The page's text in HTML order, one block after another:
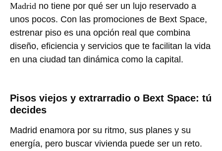
Madrid no tiene por qué ser un lujo reservado a
unos pocos. Con las promociones de Bext Space,
estrenar piso es una opción real que combina
diseño, eficiencia y servicios que te facilitan la vida
en una ciudad tan dinámica como la capital.
Pisos viejos y extrarradio o Bext Space: tú
decides
Madrid enamora por su ritmo, sus planes y su
energía, pero buscar vivienda puede ser un reto.